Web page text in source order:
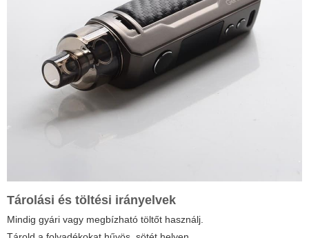
Tárolási és töltési irányelvek
Mindig gyári vagy megbízható töltőt használj.